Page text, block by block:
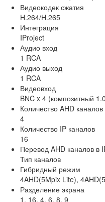
Видеокодек сжатия
H.264/H.265
Интеграция
IProject
Аудио вход
1 RCA
Аудио выход
1 RCA
Видеовход
BNC x 4 (композитный
Количество AHD каналов
4
Количество IP каналов
16
Перевод AHD каналов в
Тип каналов
Гибридный режим
4AHD(5Mpix Lite),
Разделение экрана
1, 16, 4, 6, 8, 9